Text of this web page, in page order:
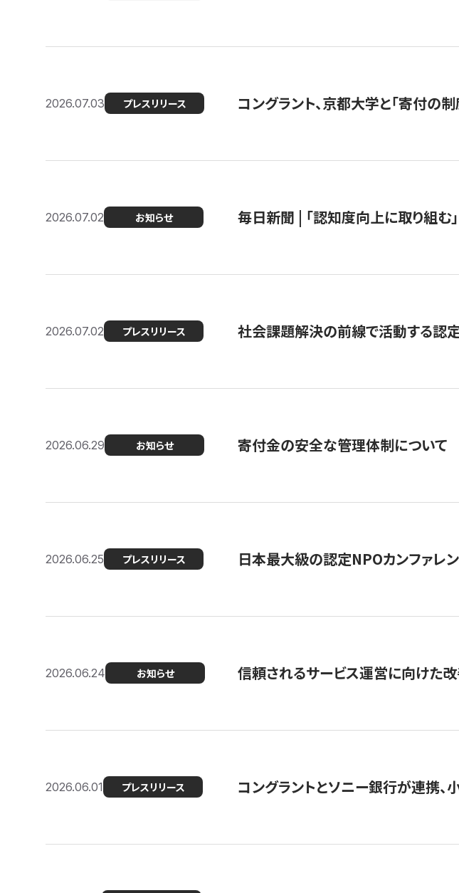
2026.07.03 プレスリリース コングラント、京都大学と「寄付の
2026.07.02 お知らせ 毎日新聞 | 「認知度向上に取り組
2026.07.02 プレスリリース 社会課題解決の前線で活動する認
2026.06.29 お知らせ 寄付金の安全な管理体制について
2026.06.25 プレスリリース 日本最大級の認定NPOカンファレ
2026.06.24 お知らせ 信頼されるサービス運営に向けた
2026.06.01 プレスリリース コングラントとソニー銀行が連携